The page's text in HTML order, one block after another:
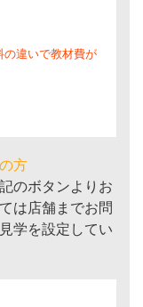
の違いで教材費が
方
のボタンよりお
は店舗までお問
学を設定してい